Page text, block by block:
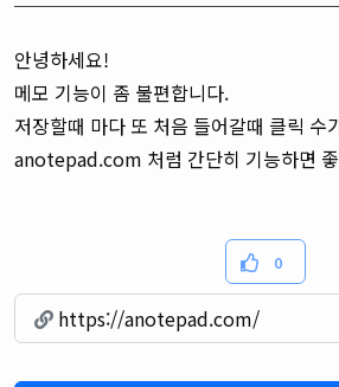
안녕하세요!
메모 기능이 좀 불편합니다.
저장할때 마다 또 처음 들어갈때 클릭 수
anotepad.com 처럼 간단히 기능하면
0
https://anotepad.com/